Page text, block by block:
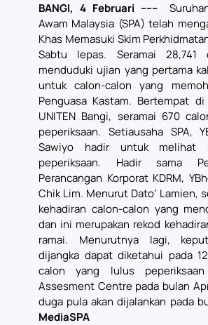
BANGI, 4 Februari ------
Awam Malaysia (SPA) telah
Khas Memasuki Skim
Sabtu lepas. Seramai
menduduki ujian yang pertama
untuk calon-calon yang
Penguasa Kastam. Bertempat
UNITEN Bangi, seramai 670
peperiksaan. Setiausaha SPA,
Sawiyo hadir untuk melihat
peperiksaan. Hadir sama
Perancangan Korporat KDRM,
Chik Lim. Menurut Dato’ Lamien,
kehadiran calon-calon yang
dan ini merupakan rekod
ramai. Menurutnya lagi,
dijangka dapat diketahui pada
calon yang lulus
Assesment Centre pada bulan
duga pula akan dijalankan pada
MediaSPA